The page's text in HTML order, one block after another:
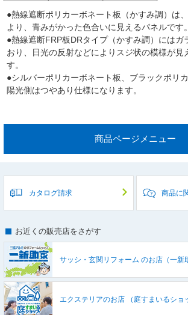
●熱線遮断ポリカーボネート板（かすみ調）は
より、青みがかった色合いに見えるパネルです。
●熱線遮断FRP板DRタイプ（かすみ調）にはガ
おり、日光の反射などによりスジ状の模様が見
す。
●シルバーポリカーボネート板、ブラックポリ
陽光側はつやあり仕様になります。
商品ページメニュー
カタログ請求 商品に
お近くの販売店をさがす
サッシ・玄関リフォーム のお店（一新
エクステリアのお店（庭すまいるショ